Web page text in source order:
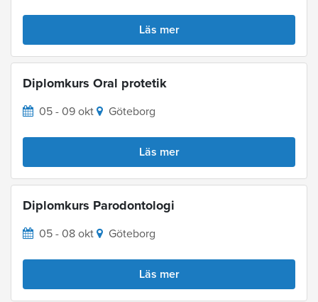
Läs mer
Diplomkurs Oral protetik
05 - 09 okt Göteborg
Läs mer
Diplomkurs Parodontologi
05 - 08 okt Göteborg
Läs mer